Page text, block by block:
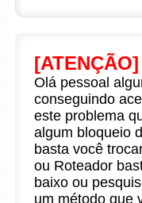
[ATENÇÃO]
Olá pessoal
conseguindo
este problema
algum bloqueio
basta você
ou Roteador
baixo ou
um método que